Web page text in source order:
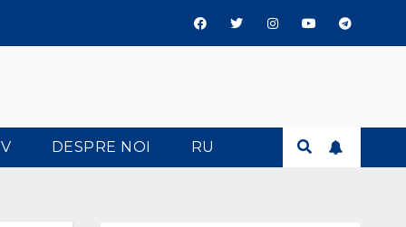
DESPRE NOI RU